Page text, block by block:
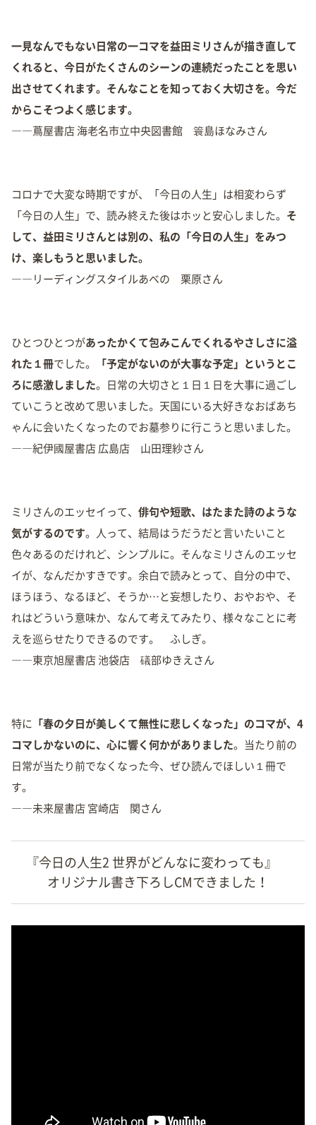
一見なんでもない日常の一コマを益田ミリさんが描き直して
くれると、今日がたくさんのシーンの連続だったことを思い
出させてくれます。そんなことを知っておく大切さを。今だ
からこそつよく感じます。
――蔦屋書店 海老名市立中央図書館 簑島ほなみさん
コロナで大変な時期ですが、「今日の人生」は相変わらず
「今日の人生」で、読み終えた後はホッと安心しました。 そ
して、益田ミリさんとは別の、私の「今日の人生」をみつ
け、楽しもうと思いました。
――リーディングスタイルあべの 栗原さん
ひとつひとつがあったかくて包みこんでくれるやさしさに溢
れた１冊でした。
「予定がないのが大事な予定」というとこ
ろに感激しました。日常の大切さと１日１日を大事に過ごし
ていこうと改めて思いました。天国にいる大好きなおばあち
ゃんに会いたくなったのでお墓参りに行こうと思いました。
――紀伊國屋書店 広島店 山田理紗さん
ミリさんのエッセイって、 俳句や短歌、はたまた詩のような
気がするのです。人って、結局はうだうだと言いたいこと
色々あるのだけれど、シンプルに。そんなミリさんのエッセ
イが、なんだかすきです。余白で読みとって、自分の中で、
ほうほう、なるほど、そうか…と妄想したり、おやおや、そ
れはどういう意味か、なんて考えてみたり、様々なことに考
えを巡らせたりできるのです。 ふしぎ。
――東京旭屋書店 池袋店 礒部ゆきえさん
特に
「春の夕日が美しくて無性に悲しくなった」のコマが、4
コマしかないのに、心に響く何かがありました。当たり前の
日常が当たり前でなくなった今、ぜひ読んでほしい１冊で
す。
――未来屋書店 宮崎店 関さん
『今日の人生2 世界がどんなに変わっても』
オリジナル書き下ろしCMできました！